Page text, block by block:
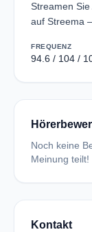
Streamen
auf Streema
FREQUENZ
94.6 / 104 /
Noch keine
Meinung teilt!
Kontakt